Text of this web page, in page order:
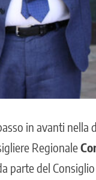
in avanti nella
Regionale
parte del